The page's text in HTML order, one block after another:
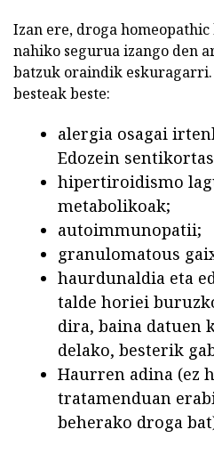
Izan ere, droga
nahiko segurua izango den
batzuk oraindik
besteak beste:
alergia osagai
Edozein
hipertiroidismo
metabolikoak;
autoimmunopatii;
granulomatous
haurdunaldia eta
talde horiei
dira, baina datuen
delako, besterik
Haurren adina (ez
tratamenduan
beherako droga